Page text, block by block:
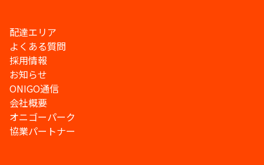
配達エリア
よくある質問
採用情報
お知らせ
ONIGO通信
会社概要
オニゴーパーク
協業パートナー